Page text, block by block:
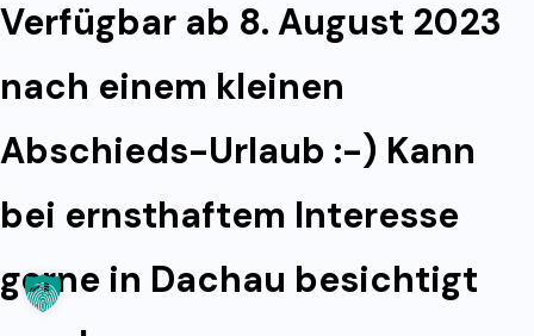
Verfügbar ab 8. August 2023
nach einem kleinen
Abschieds-Urlaub :-) Kann
bei ernsthaftem Interesse
gerne in Dachau besichtigt